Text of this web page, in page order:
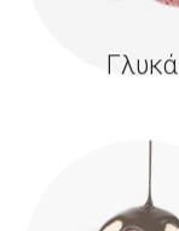
Γλυκά